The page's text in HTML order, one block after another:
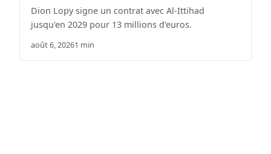
Dion Lopy signe un contrat avec Al-Ittihad
jusqu'en 2029 pour 13 millions d'euros.
août 6, 20261 min